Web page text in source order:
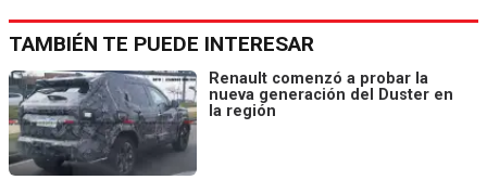
TAMBIÉN TE PUEDE INTERESAR
Renault comenzó a probar la
nueva generación del Duster en
la región